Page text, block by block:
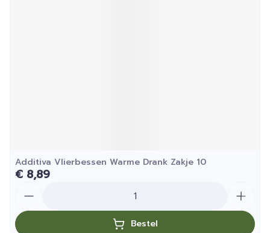
Additiva Vlierbessen Warme Drank Zakje 10
€ 8,89
Bestel